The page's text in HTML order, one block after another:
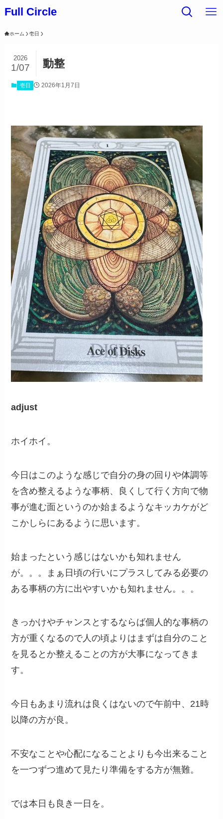
Full Circle
ホーム 壱日
動整
2026
1/07
壱日 2026年1月7日
adjust
ホイホイ。
今日はこのような感じで自分の身の回りや体調等
を含め整えるような事柄、良くして行く方向で物
事が進む面というのか始まるようなキッカケがど
こかしらにあるように思います。
始まったという感じはないかも知れません
が。。。まぁ日頃の行いにプラスしてみる必要の
ある事柄の方に出やすいかも知れません。。。
きっかけやチャンスとするならば個人的な事柄の
方が重くなるので人の頃よりはまずは自分のこと
を見るとか整えることの方が大事になってきま
す。
今日もあまり流れは良くはないので午前中、21時
以降の方が良。
不安なことや心配になることよりも今出来ること
を一つずつ進めて見たり準備をする方が無難。
では本日も良き一日を。